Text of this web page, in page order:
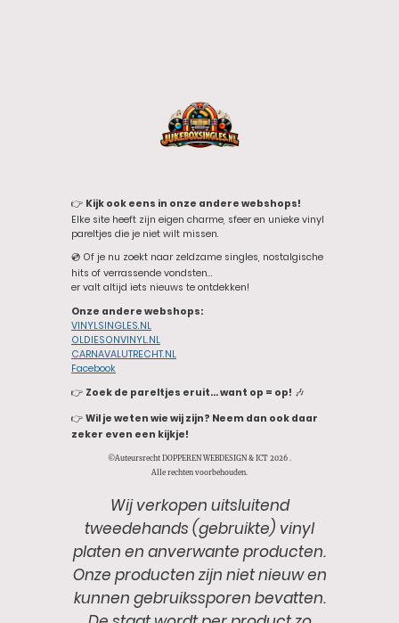
👉 Kijk ook eens in onze andere webshops!
Elke site heeft zijn eigen charme, sfeer en unieke vinyl
pareltjes die je niet wilt missen.
💿 Of je nu zoekt naar zeldzame singles, nostalgische
hits of verrassende vondsten…
er valt altijd iets nieuws te ontdekken!
Onze andere webshops:
VINYLSINGLES.NL
OLDIESONVINYL.NL
CARNAVALUTRECHT.NL
Facebook
👉 Zoek de pareltjes eruit… want op = op! 🎶
👉 Wil je weten wie wij zijn? Neem dan ook daar
zeker even een kijkje!
©Auteursrecht DOPPEREN WEBDESIGN & ICT 2026 .
Alle rechten voorbehouden.
Wij verkopen uitsluitend
tweedehands (gebruikte) vinyl
platen en anverwante producten.
Onze producten zijn niet nieuw en
kunnen gebruikssporen bevatten.